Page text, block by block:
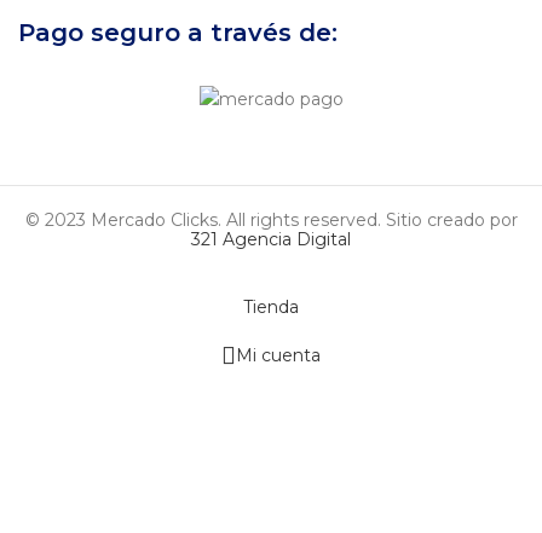
Pago seguro a través de:
© 2023 Mercado Clicks. All rights reserved. Sitio creado por
321 Agencia Digital
Tienda
Mi cuenta